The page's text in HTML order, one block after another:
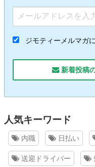
ジモティーメルマガ
新着投稿
人気キーワード
内職 日払い
送迎ドライバー